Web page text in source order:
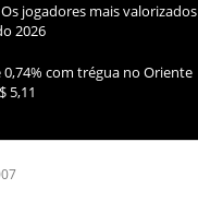
jogadores mais valorizados
2026
0,74% com trégua no Oriente
5,11